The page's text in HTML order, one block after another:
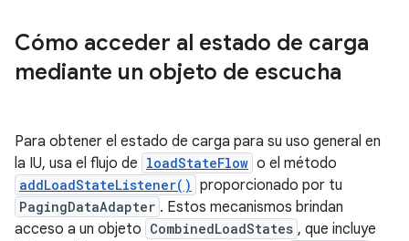
Cómo acceder al estado de carga
mediante un objeto de escucha
Para obtener el estado de carga para su uso general en
la IU, usa el flujo de loadStateFlow o el método
addLoadStateListener() proporcionado por tu
PagingDataAdapter . Estos mecanismos brindan
acceso a un objeto CombinedLoadStates , que incluye